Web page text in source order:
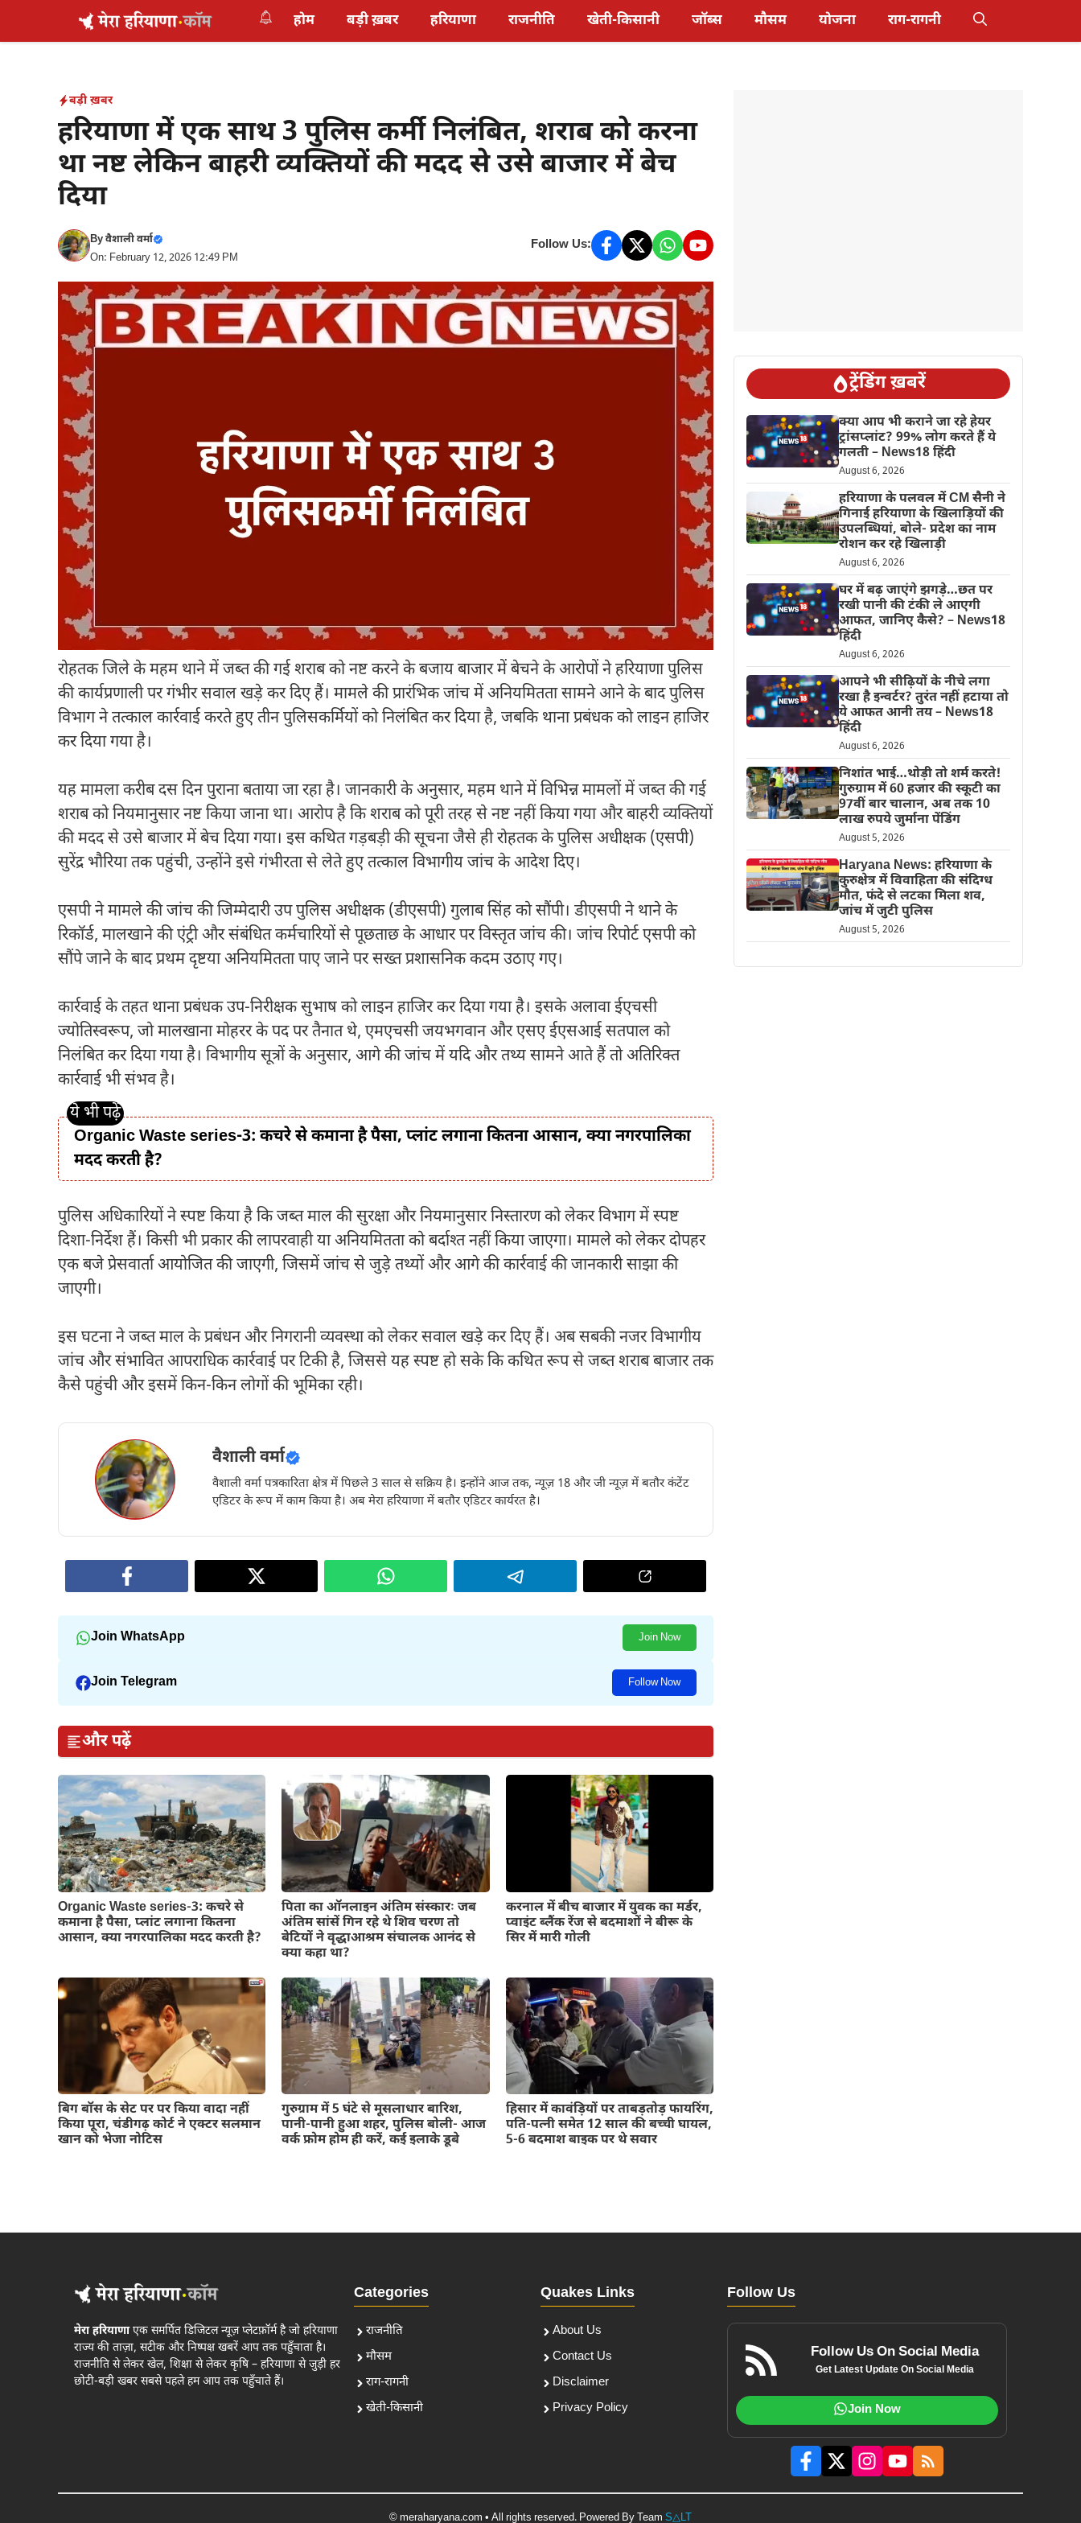
होम बड़ी ख़बर हरियाणा राजनीति खेती-किसानी जॉब्स मौसम योजना राग-रागनी
बड़ी ख़बर
हरियाणा में एक साथ 3 पुलिस कर्मी निलंबित, शराब को करना
था नष्ट लेकिन बाहरी व्यक्तियों की मदद से उसे बाजार में बेच
दिया
Byवैशाली वर्मा
On: February 12, 2026 12:49 PM
Follow Us:
रोहतक जिले के महम थाने में जब्त की गई शराब को नष्ट करने के बजाय बाजार में बेचने के आरोपों ने हरियाणा पुलिस
की कार्यप्रणाली पर गंभीर सवाल खड़े कर दिए हैं। मामले की प्रारंभिक जांच में अनियमितता सामने आने के बाद पुलिस
विभाग ने तत्काल कार्रवाई करते हुए तीन पुलिसकर्मियों को निलंबित कर दिया है, जबकि थाना प्रबंधक को लाइन हाजिर
कर दिया गया है।
यह मामला करीब दस दिन पुराना बताया जा रहा है। जानकारी के अनुसार, महम थाने में विभिन्न मामलों में जब्त की गई
शराब को नियमानुसार नष्ट किया जाना था। आरोप है कि शराब को पूरी तरह से नष्ट नहीं किया गया और बाहरी व्यक्तियों
की मदद से उसे बाजार में बेच दिया गया। इस कथित गड़बड़ी की सूचना जैसे ही रोहतक के पुलिस अधीक्षक (एसपी)
सुरेंद्र भौरिया तक पहुंची, उन्होंने इसे गंभीरता से लेते हुए तत्काल विभागीय जांच के आदेश दिए।
एसपी ने मामले की जांच की जिम्मेदारी उप पुलिस अधीक्षक (डीएसपी) गुलाब सिंह को सौंपी। डीएसपी ने थाने के
रिकॉर्ड, मालखाने की एंट्री और संबंधित कर्मचारियों से पूछताछ के आधार पर विस्तृत जांच की। जांच रिपोर्ट एसपी को
सौंपे जाने के बाद प्रथम दृष्टया अनियमितता पाए जाने पर सख्त प्रशासनिक कदम उठाए गए।
कार्रवाई के तहत थाना प्रबंधक उप-निरीक्षक सुभाष को लाइन हाजिर कर दिया गया है। इसके अलावा ईएचसी
ज्योतिस्वरूप, जो मालखाना मोहरर के पद पर तैनात थे, एमएचसी जयभगवान और एसए ईएसआई सतपाल को
निलंबित कर दिया गया है। विभागीय सूत्रों के अनुसार, आगे की जांच में यदि और तथ्य सामने आते हैं तो अतिरिक्त
कार्रवाई भी संभव है।
Organic Waste series-3: कचरे से कमाना है पैसा, प्लांट लगाना कितना आसान, क्या नगरपालिका
मदद करती है?
पुलिस अधिकारियों ने स्पष्ट किया है कि जब्त माल की सुरक्षा और नियमानुसार निस्तारण को लेकर विभाग में स्पष्ट
दिशा-निर्देश हैं। किसी भी प्रकार की लापरवाही या अनियमितता को बर्दाश्त नहीं किया जाएगा। मामले को लेकर दोपहर
एक बजे प्रेसवार्ता आयोजित की जाएगी, जिसमें जांच से जुड़े तथ्यों और आगे की कार्रवाई की जानकारी साझा की
जाएगी।
इस घटना ने जब्त माल के प्रबंधन और निगरानी व्यवस्था को लेकर सवाल खड़े कर दिए हैं। अब सबकी नजर विभागीय
जांच और संभावित आपराधिक कार्रवाई पर टिकी है, जिससे यह स्पष्ट हो सके कि कथित रूप से जब्त शराब बाजार तक
कैसे पहुंची और इसमें किन-किन लोगों की भूमिका रही।
वैशाली वर्मा
वैशाली वर्मा पत्रकारिता क्षेत्र में पिछले 3 साल से सक्रिय है। इन्होंने आज तक, न्यूज़ 18 और जी न्यूज़ में बतौर कंटेंट
एडिटर के रूप में काम किया है। अब मेरा हरियाणा में बतौर एडिटर कार्यरत है।
Join WhatsApp Join Now
Join Telegram Follow Now
और पढ़ें
Organic Waste series-3: कचरे से
कमाना है पैसा, प्लांट लगाना कितना
आसान, क्या नगरपालिका मदद करती है?
पिता का ऑनलाइन अंतिम संस्कारः जब
अंतिम सांसें गिन रहे थे शिव चरण तो
बेटियों ने वृद्धाआश्रम संचालक आनंद से
क्या कहा था?
करनाल में बीच बाजार में युवक का मर्डर,
प्वाइंट ब्लैंक रेंज से बदमाशों ने बीरू के
सिर में मारी गोली
बिग बॉस के सेट पर पर किया वादा नहीं
किया पूरा, चंडीगढ़ कोर्ट ने एक्टर सलमान
खान को भेजा नोटिस
गुरुग्राम में 5 घंटे से मूसलाधार बारिश,
पानी-पानी हुआ शहर, पुलिस बोली- आज
वर्क फ्रोम होम ही करें, कई इलाके डूबे
हिसार में कावंड़ियों पर ताबड़तोड़ फायरिंग,
पति-पत्नी समेत 12 साल की बच्ची घायल,
5-6 बदमाश बाइक पर थे सवार
ट्रेंडिंग ख़बरें
क्या आप भी कराने जा रहे हेयर
ट्रांसप्लांट? 99% लोग करते हैं ये
गलती – News18 हिंदी
August 6, 2026
हरियाणा के पलवल में CM सैनी ने
गिनाई हरियाणा के खिलाड़ियों की
उपलब्धियां, बोले- प्रदेश का नाम
रोशन कर रहे खिलाड़ी
August 6, 2026
घर में बढ़ जाएंगे झगड़े…छत पर
रखी पानी की टंकी ले आएगी
आफत, जानिए कैसे? – News18
हिंदी
August 6, 2026
आपने भी सीढ़ियों के नीचे लगा
रखा है इन्वर्टर? तुरंत नहीं हटाया तो
ये आफत आनी तय – News18
हिंदी
August 6, 2026
निशांत भाई…थोड़ी तो शर्म करते!
गुरुग्राम में 60 हजार की स्कूटी का
97वीं बार चालान, अब तक 10
लाख रुपये जुर्माना पेंडिंग
August 5, 2026
Haryana News: हरियाणा के
कुरुक्षेत्र में विवाहिता की संदिग्ध
मौत, फंदे से लटका मिला शव,
जांच में जुटी पुलिस
August 5, 2026
मेरा हरियाणाएक समर्पित डिजिटल न्यूज़ प्लेटफ़ॉर्म है जो हरियाणा
राज्य की ताज़ा, सटीक और निष्पक्ष खबरें आप तक पहुँचाता है।
राजनीति से लेकर खेल, शिक्षा से लेकर कृषि – हरियाणा से जुड़ी हर
छोटी-बड़ी खबर सबसे पहले हम आप तक पहुँचाते हैं।
Categories
राजनीति
मौसम
राग-रागनी
खेती-किसानी
Quakes Links
About Us
Contact Us
Disclaimer
Privacy Policy
Follow Us
Follow Us On Social Media
Get Latest Update On Social Media
Join Now
© meraharyana.com • All rights reserved. Powered By Team S△LT